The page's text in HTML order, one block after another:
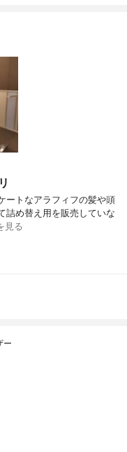
ートなアラフィフの髪や頭
詰め替え用を販売していな
見る
ー